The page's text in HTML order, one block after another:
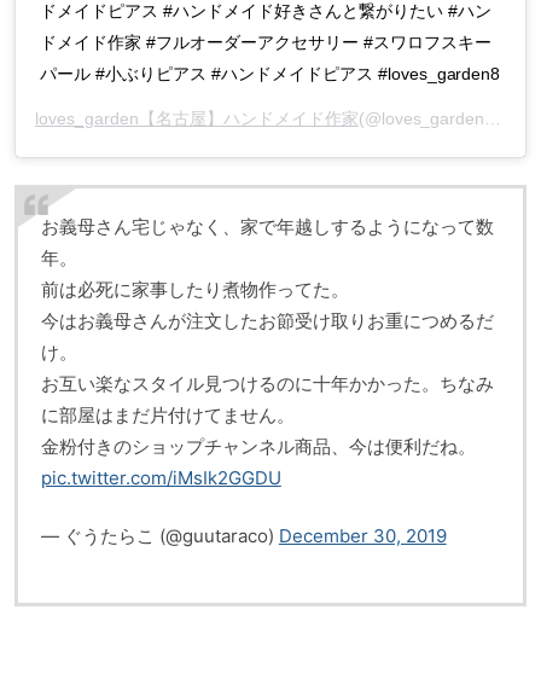
ドメイドピアス #ハンドメイド好きさんと繋がりたい #ハン
ドメイド作家 #フルオーダーアクセサリー #スワロフスキー
パール #小ぶりピアス #ハンドメイドピアス #loves_garden8
loves_garden【名古屋】ハンドメイド作家(@loves_garden8)がシェアした投稿 –
お義母さん宅じゃなく、家で年越しするようになって数
年。
前は必死に家事したり煮物作ってた。
今はお義母さんが注文したお節受け取りお重につめるだ
け。
お互い楽なスタイル見つけるのに十年かかった。ちなみ
に部屋はまだ片付けてません。
金粉付きのショップチャンネル商品、今は便利だね。
pic.twitter.com/iMsIk2GGDU
— ぐうたらこ (@guutaraco) December 30, 2019